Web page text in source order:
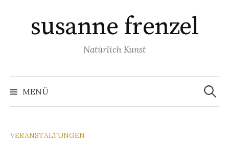
Inhaltsusanne frenzel
Natürlich Kunst
MENÜ
Suchen
nach:
VERANSTALTUNGEN